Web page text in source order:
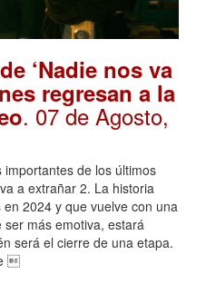
‘Nadie nos va
regresan a la
. 07 de Agosto,
de los últimos
a extrañar 2. La historia
2024 y que vuelve con una
más emotiva, estará
será el cierre de una etapa.
